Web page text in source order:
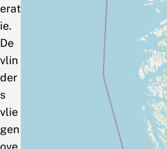
erat
ie.
De
vlin
der
s
vlie
gen